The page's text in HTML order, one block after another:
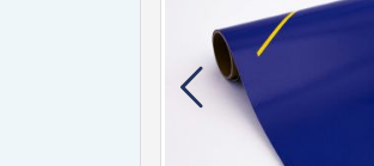
springen